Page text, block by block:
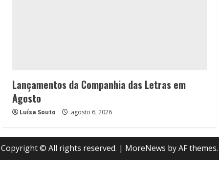
Lançamentos da Companhia das Letras em
Agosto
Luísa Souto agosto 6, 2026
Copyright © All rights reserved. | MoreNews by AF themes.